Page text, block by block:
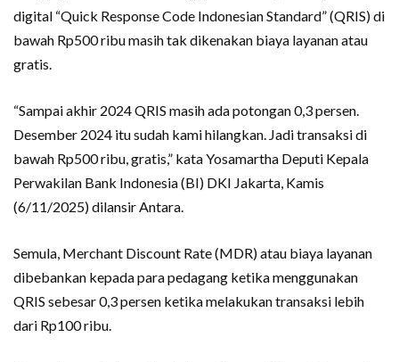
digital “Quick Response Code Indonesian Standard” (QRIS) di
bawah Rp500 ribu masih tak dikenakan biaya layanan atau
gratis.
“Sampai akhir 2024 QRIS masih ada potongan 0,3 persen.
Desember 2024 itu sudah kami hilangkan. Jadi transaksi di
bawah Rp500 ribu, gratis,” kata Yosamartha Deputi Kepala
Perwakilan Bank Indonesia (BI) DKI Jakarta, Kamis
(6/11/2025) dilansir Antara.
Semula, Merchant Discount Rate (MDR) atau biaya layanan
dibebankan kepada para pedagang ketika menggunakan
QRIS sebesar 0,3 persen ketika melakukan transaksi lebih
dari Rp100 ribu.